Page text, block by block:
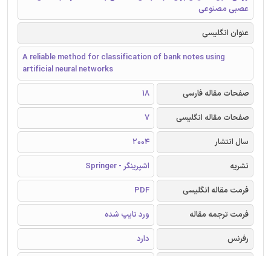
عصبی مصنوعی
عنوان انگلیسی
A reliable method for classification of bank notes using
artificial neural networks
صفحات مقاله فارسی
18
صفحات مقاله انگلیسی
7
سال انتشار
2004
نشریه
اشپرینگر - Springer
فرمت مقاله انگلیسی
PDF
فرمت ترجمه مقاله
ورد تایپ شده
رفرنس
دارد